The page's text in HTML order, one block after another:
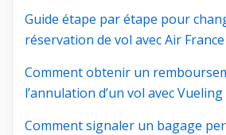
Guide étape par étape pour
réservation de vol avec Air France
Comment obtenir un
l’annulation d’un vol avec Vueling
Comment signaler un bagage